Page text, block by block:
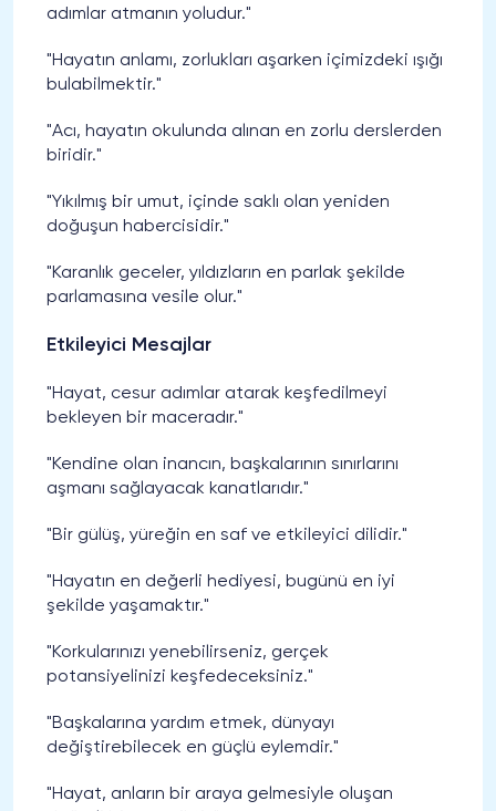
adımlar atmanın yoludur."
"Hayatın anlamı, zorlukları aşarken içimizdeki ışığı
bulabilmektir."
"Acı, hayatın okulunda alınan en zorlu derslerden
biridir."
"Yıkılmış bir umut, içinde saklı olan yeniden
doğuşun habercisidir."
"Karanlık geceler, yıldızların en parlak şekilde
parlamasına vesile olur."
Etkileyici Mesajlar
"Hayat, cesur adımlar atarak keşfedilmeyi
bekleyen bir maceradır."
"Kendine olan inancın, başkalarının sınırlarını
aşmanı sağlayacak kanatlarıdır."
"Bir gülüş, yüreğin en saf ve etkileyici dilidir."
"Hayatın en değerli hediyesi, bugünü en iyi
şekilde yaşamaktır."
"Korkularınızı yenebilirseniz, gerçek
potansiyelinizi keşfedeceksiniz."
"Başkalarına yardım etmek, dünyayı
değiştirebilecek en güçlü eylemdir."
"Hayat, anların bir araya gelmesiyle oluşan